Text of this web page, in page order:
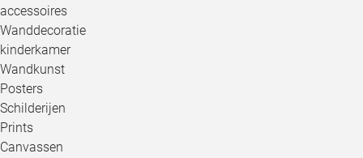
accessoires
Wanddecoratie
kinderkamer
Wandkunst
Posters
Schilderijen
Prints
Canvassen